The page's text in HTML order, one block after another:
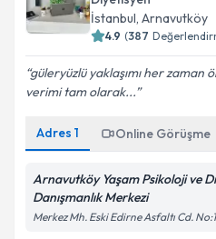
E-posta Adresiniz
Metni'ni okudum ve
kapsamda işlenmesini
Takvim
Diyetisyen
İstanbul, Arnavutköy
(
güleryüzlü yaklaşımı her zaman
verimi tam olarak...
Adres 1 Online Görüşme
Arnavutköy Yaşam Psikoloji ve
Danışmanlık Merkezi